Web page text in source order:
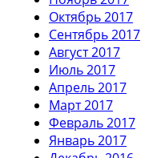
Октябрь 2017
Сентябрь 2017
Август 2017
Июль 2017
Апрель 2017
Март 2017
Февраль 2017
Январь 2017